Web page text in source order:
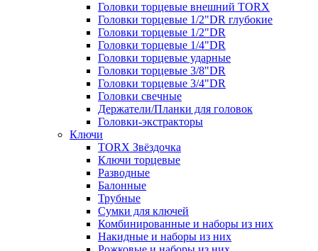
Головки торцевые внешний TORX
Головки торцевые 1/2"DR глубокие
Головки торцевые 1/2"DR
Головки торцевые 1/4"DR
Головки торцевые ударные
Головки торцевые 3/8"DR
Головки торцевые 3/4"DR
Головки свечные
Держатели/Планки для головок
Головки-экстракторы
Ключи
TORX Звёздочка
Ключи торцевые
Разводные
Балонные
Трубные
Сумки для ключей
Комбинированные и наборы из них
Накидные и наборы из них